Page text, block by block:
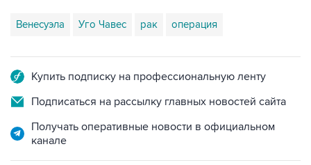
Венесуэла Уго Чавес рак операция
Купить подписку на профессиональную ленту
Подписаться на рассылку главных новостей сайта
Получать оперативные новости в официальном
канале